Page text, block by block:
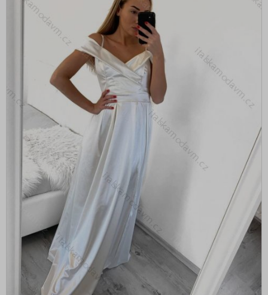
Kalhoty a džíny
Košile a halenky
Kraťasy a šortky
Mikiny a cardigany
Noční prádlo
Soupravy a overaly
Spodní a punčochové prádlo
Sukně
Svetry a cardigany
Šaty
Šaty bez rukávu
Šaty boho
Šaty carmen přes prsa
Šaty dlouhé maxi
Šaty do kanceláře
Šaty elegantní
Šaty extravagantní
Šaty flitrové